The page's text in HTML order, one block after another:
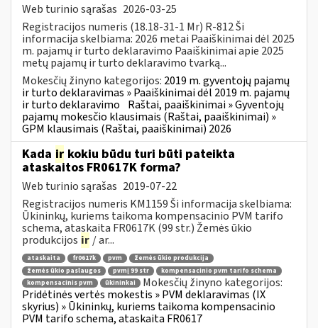
Web turinio sąrašas 2026-03-25
Registracijos numeris (18.18-31-1 Mr) R-812 Ši
informacija skelbiama: 2026 metai Paaiškinimai dėl 2025
m. pajamų ir turto deklaravimo Paaiškinimai apie 2025
metų pajamų ir turto deklaravimo tvarką...
Mokesčių žinyno kategorijos: 2019 m. gyventojų pajamų
ir turto deklaravimas » Paaiškinimai dėl 2019 m. pajamų
ir turto deklaravimo Raštai, paaiškinimai » Gyventojų
pajamų mokesčio klausimais (Raštai, paaiškinimai) »
GPM klausimais (Raštai, paaiškinimai) 2026
Kada ir kokiu būdu turi būti pateikta
ataskaitos FR0617K forma?
Web turinio sąrašas 2019-07-22
Registracijos numeris KM1159 Ši informacija skelbiama:
Ūkininkų, kuriems taikoma kompensacinio PVM tarifo
schema, ataskaita FR0617K (99 str.) Žemės ūkio
produkcijos ir / ar...
ataskaita fr0617k pvm
žemės ūkio produkcija
žemės ūkio paslaugos
pvmį 99 str
kompensacinio pvm tarifo schema
kompensacinis pvm
ūkininkai
Mokesčių žinyno kategorijos:
Pridėtinės vertės mokestis » PVM deklaravimas (IX
skyrius) » Ūkininkų, kuriems taikoma kompensacinio
PVM tarifo schema, ataskaita FR0617